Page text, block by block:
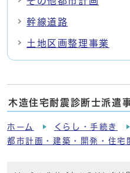
幹線道路
土地区画整理事業
木造住宅耐震診断士派遣
ホーム くらし・手続き
都市計画・建築・開発・住宅